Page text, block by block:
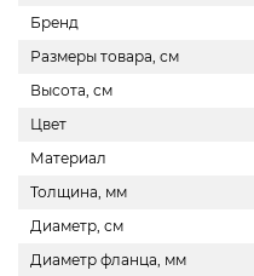
Бренд
Размеры товара, см
Высота, см
Цвет
Материал
Толщина, мм
Диаметр, см
Диаметр фланца, мм